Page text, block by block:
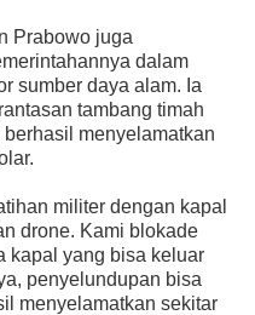
Prabowo juga
dalam
sumber daya alam. Ia
tambang timah
menyelamatkan
militer dengan kapal
drone. Kami blokade
kapal yang bisa keluar
penyelundupan bisa
menyelamatkan sekitar